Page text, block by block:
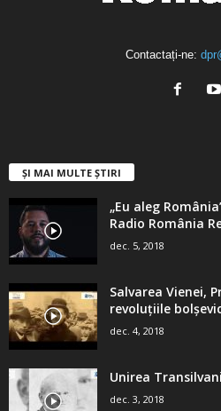
Contactați-ne:
ȘI MAI MULTE ȘTIRI
„Eu aleg
Radio România
dec. 5, 2018
Salvarea Vienei,
revoluţiile
dec. 4, 2018
Unirea
dec. 3, 2018